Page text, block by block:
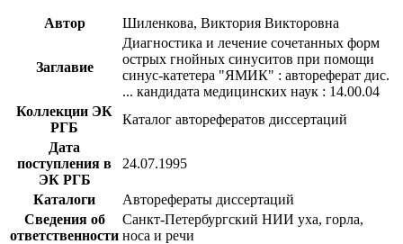
Автор Шиленкова, Виктория Викторовна
Заглавие
Диагностика и лечение сочетанных форм
острых гнойных синуситов при помощи
синус-катетера "ЯМИК" : автореферат дис.
... кандидата медицинских наук : 14.00.04
Коллекции ЭК
РГБ
Каталог авторефератов диссертаций
Дата
поступления в
ЭК РГБ
24.07.1995
Каталоги
Авторефераты диссертаций
Сведения об
ответственности
Санкт-Петербургский НИИ уха, горла,
носа и речи